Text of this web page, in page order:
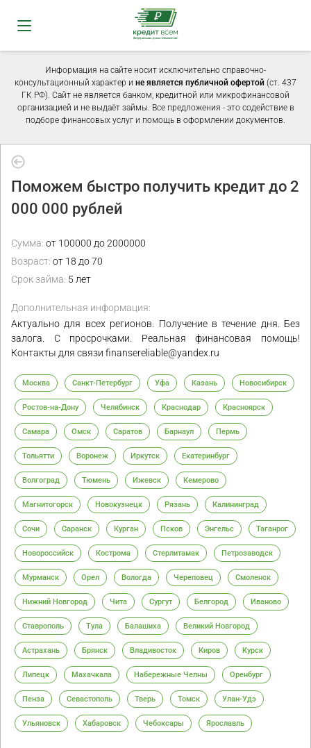
Информация на сайте носит исключительно справочно-
консультационный характер и не является публичной офертой (ст. 437
ГК РФ). Сайт не является банком, кредитной или микрофинансовой
организацией и не выдаёт займы. Все предложения - это содействие в
подборе финансовых услуг и помощь в оформлении документов.
Поможем быстро получить кредит до 2
000 000 рублей
Сумма: от 100000 до 2000000
Возраст: от 18 до 70
Срок займа: 5 лет
Дополнительная информация:
Актуально для всех регионов. Получение в течение дня. Без
залога. С просрочками. Реальная финансовая помощь!
Контакты для связи finansereliable@yandex.ru
Москва Санкт-Петербург Уфа Казань Новосибирск
Ростов-на-Дону Челябинск Краснодар Красноярск
Самара Омск Саратов Барнаул Пермь
Тольятти Воронеж Иркутск Екатеринбург
Волгоград Тюмень Ижевск Кемерово
Магнитогорск Новокузнецк Рязань Калининград
Сочи Саранск Курган Псков Энгельс Таганрог
Новороссийск Кострома Стерлитамак Петрозаводск
Мурманск Орел Вологда Череповец Смоленск
Нижний Новгород Чита Сургут Белгород Иваново
Ставрополь Тула Балашиха Великий Новгород
Астрахань Брянск Владивосток Киров Курск
Липецк Махачкала Набережные Челны Оренбург
Пенза Севастополь Тверь Томск Улан-Удэ
Ульяновск Хабаровск Чебоксары Ярославль